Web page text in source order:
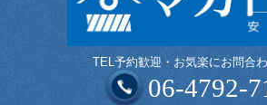
TEL予約歓迎・お気楽にお問合
06-4792-